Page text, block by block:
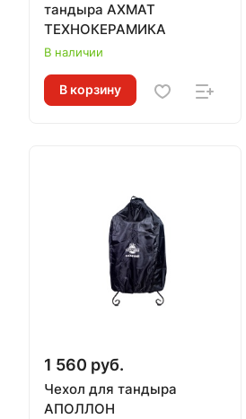
тандыра АХМАТ
ТЕХНОКЕРАМИКА
В наличии
В корзину
1 560 руб.
Чехол для тандыра
АПОЛЛОН